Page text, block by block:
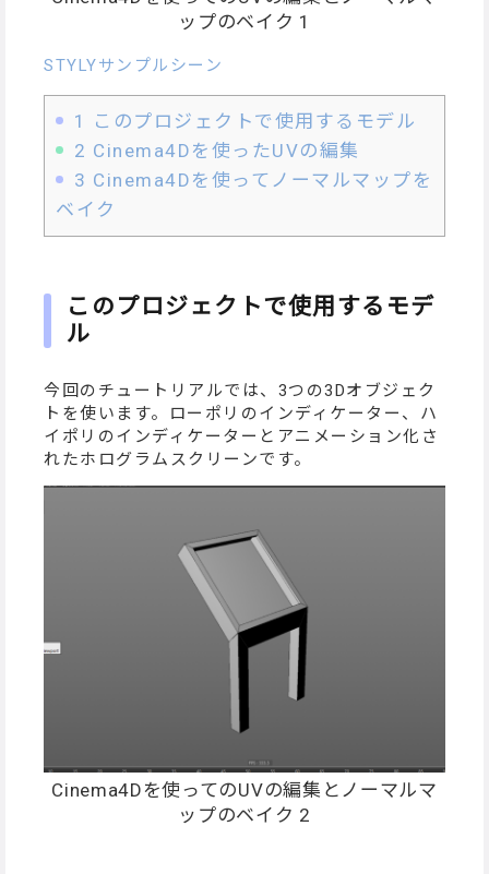
ップのベイク 1
STYLYサンプルシーン
1
このプロジェクトで使用するモデル
2 Cinema4Dを使ったUVの編集
3 Cinema4Dを使ってノーマルマップを
ベイク
このプロジェクトで使用するモデ
ル
今回のチュートリアルでは、3つの3Dオブジェク
トを使います。ローポリのインディケーター、ハ
イポリのインディケーターとアニメーション化さ
れたホログラムスクリーンです。
Cinema4Dを使ってのUVの編集とノーマルマ
ップのベイク 2